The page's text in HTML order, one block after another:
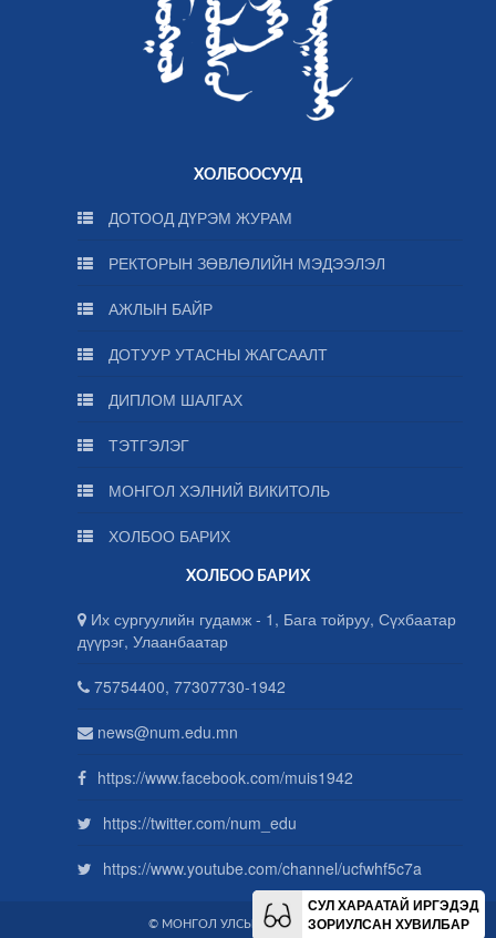
ХОЛБООСУУД
ДОТООД ДҮРЭМ ЖУРАМ
РЕКТОРЫН ЗӨВЛӨЛИЙН МЭДЭЭЛЭЛ
АЖЛЫН БАЙР
ДОТУУР УТАСНЫ ЖАГСААЛТ
ДИПЛОМ ШАЛГАХ
ТЭТГЭЛЭГ
МОНГОЛ ХЭЛНИЙ ВИКИТОЛЬ
ХОЛБОО БАРИХ
ХОЛБОО БАРИХ
Их сургуулийн гудамж - 1, Бага тойруу, Сүхбаатар
дүүрэг, Улаанбаатар
75754400, 77307730-1942
news@num.edu.mn
https://www.facebook.com/muis1942
https://twitter.com/num_edu
https://www.youtube.com/channel/ucfwhf5c7a
© МОНГОЛ УЛСЫН ИХ СУРГУУЛЬ
СУЛ ХАРААТАЙ ИРГЭДЭД
ЗОРИУЛСАН ХУВИЛБАР